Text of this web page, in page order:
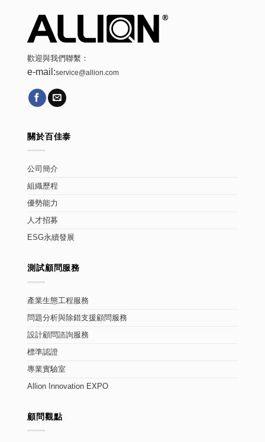
歡迎與我們聯繫：
e-mail:service@allion.com
關於百佳泰
公司簡介
組織歷程
優勢能力
人才招募
ESG永續發展
測試顧問服務
產業生態工程服務
問題分析與除錯支援顧問服務
設計顧問諮詢服務
標準認證
專業實驗室
Allion Innovation EXPO
顧問觀點